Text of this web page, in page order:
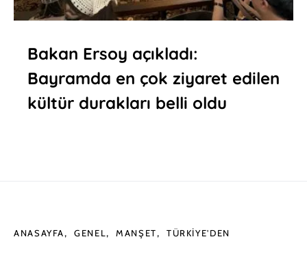
Bakan Ersoy açıkladı:
Bayramda en çok ziyaret edilen
kültür durakları belli oldu
ANASAYFA GENEL MANŞET TÜRKIYE'DEN